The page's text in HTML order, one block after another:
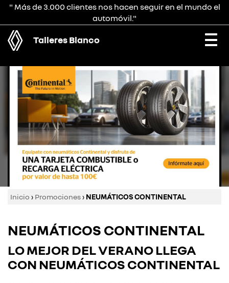
" Más de 3.000 clientes nos hacen seguir en el mundo el
automóvil."
Talleres Blanco
Inicio › Promociones› NEUMÁTICOS CONTINENTAL
NEUMÁTICOS CONTINENTAL
LO MEJOR DEL VERANO LLEGA
CON NEUMÁTICOS CONTINENTAL